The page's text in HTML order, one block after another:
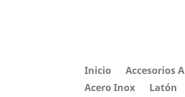
Inicio Accesorios
Acero Inox
Latón